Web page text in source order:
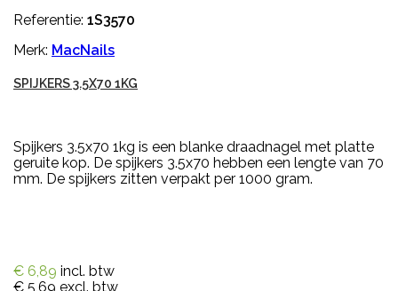
Referentie: 1S3570
Merk: MacNails
SPIJKERS 3.5X70 1KG
Spijkers 3.5x70 1kg is een blanke draadnagel met platte
geruite kop. De spijkers 3.5x70 hebben een lengte van 70
mm. De spijkers zitten verpakt per 1000 gram.
€ 6,89 incl. btw
€ 5,69 excl. btw